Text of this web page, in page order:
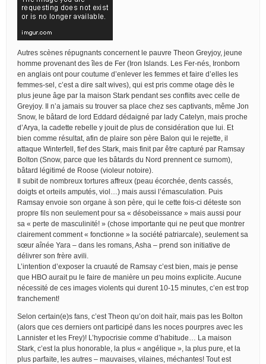
Autres scènes répugnants concernent le pauvre Theon Greyjoy, jeune
homme provenant des îles de Fer (Iron Islands. Les Fer-nés, Ironborn
en anglais ont pour coutume d’enlever les femmes et faire d’elles les
femmes-sel, c’est a dire salt wives), qui est pris comme otage dès le
plus jeune âge par la maison Stark pendant ses conflits avec celle de
Greyjoy. Il n’a jamais su trouver sa place chez ses captivants, même Jon
Snow, le bâtard de lord Eddard dédaigné par lady Catelyn, mais proche
d’Arya, la cadette rebelle y jouit de plus de considération que lui. Et
bien comme résultat, afin de plaire son père Balon qui le rejette, il
attaque Winterfell, fief des Stark, mais finit par être capturé par Ramsay
Bolton (Snow, parce que les bâtards du Nord prennent ce surnom),
bâtard légitimé de Roose (violeur notoire).
Il subit de nombreux tortures affreux (peau écorchée, dents cassés,
doigts et orteils amputés, viol…) mais aussi l’émasculation. Puis
Ramsay envoie son organe à son père, qui le cette fois-ci déteste son
propre fils non seulement pour sa « désobeissance » mais aussi pour
sa « perte de masculinité! » (chose importante qui ne peut que montrer
clairement comment « fonctionne » la société patriarcale), seulement sa
sœur aînée Yara – dans les romans, Asha – prend son initiative de
délivrer son frère avili.
L’intention d’exposer la cruauté de Ramsay c’est bien, mais je pense
que HBO aurait pu le faire de manière un peu moins explicite. Aucune
nécessité de ces images violents qui durent 10-15 minutes, c’en est trop
franchement!
Selon certain(e)s fans, c’est Theon qu’on doit haïr, mais pas les Bolton
(alors que ces derniers ont participé dans les noces pourpres avec les
Lannister et les Frey)! L’hypocrisie comme d’habitude… La maison
Stark, c’est la plus honorable, la plus « angélique », la plus pure, et la
plus parfaite, les autres – mauvaises, vilaines, méchantes! Tout est